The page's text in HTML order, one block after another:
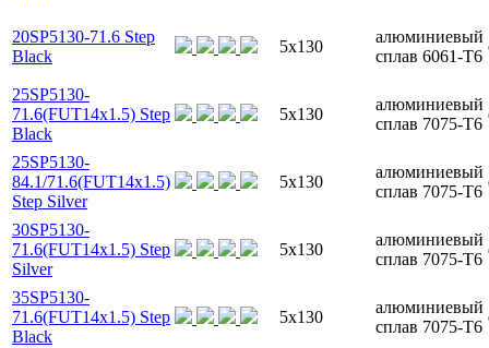
20SP5130-71.6 Step
Black
5x130
алюминиевый
сплав 6061-T6
25SP5130-
71.6(FUT14x1.5) Step
Black
5x130
алюминиевый
сплав 7075-T6
25SP5130-
84.1/71.6(FUT14x1.5)
Step Silver
5x130
алюминиевый
сплав 7075-T6
30SP5130-
71.6(FUT14x1.5) Step
Silver
5x130
алюминиевый
сплав 7075-T6
35SP5130-
71.6(FUT14x1.5) Step
Black
5x130
алюминиевый
сплав 7075-T6